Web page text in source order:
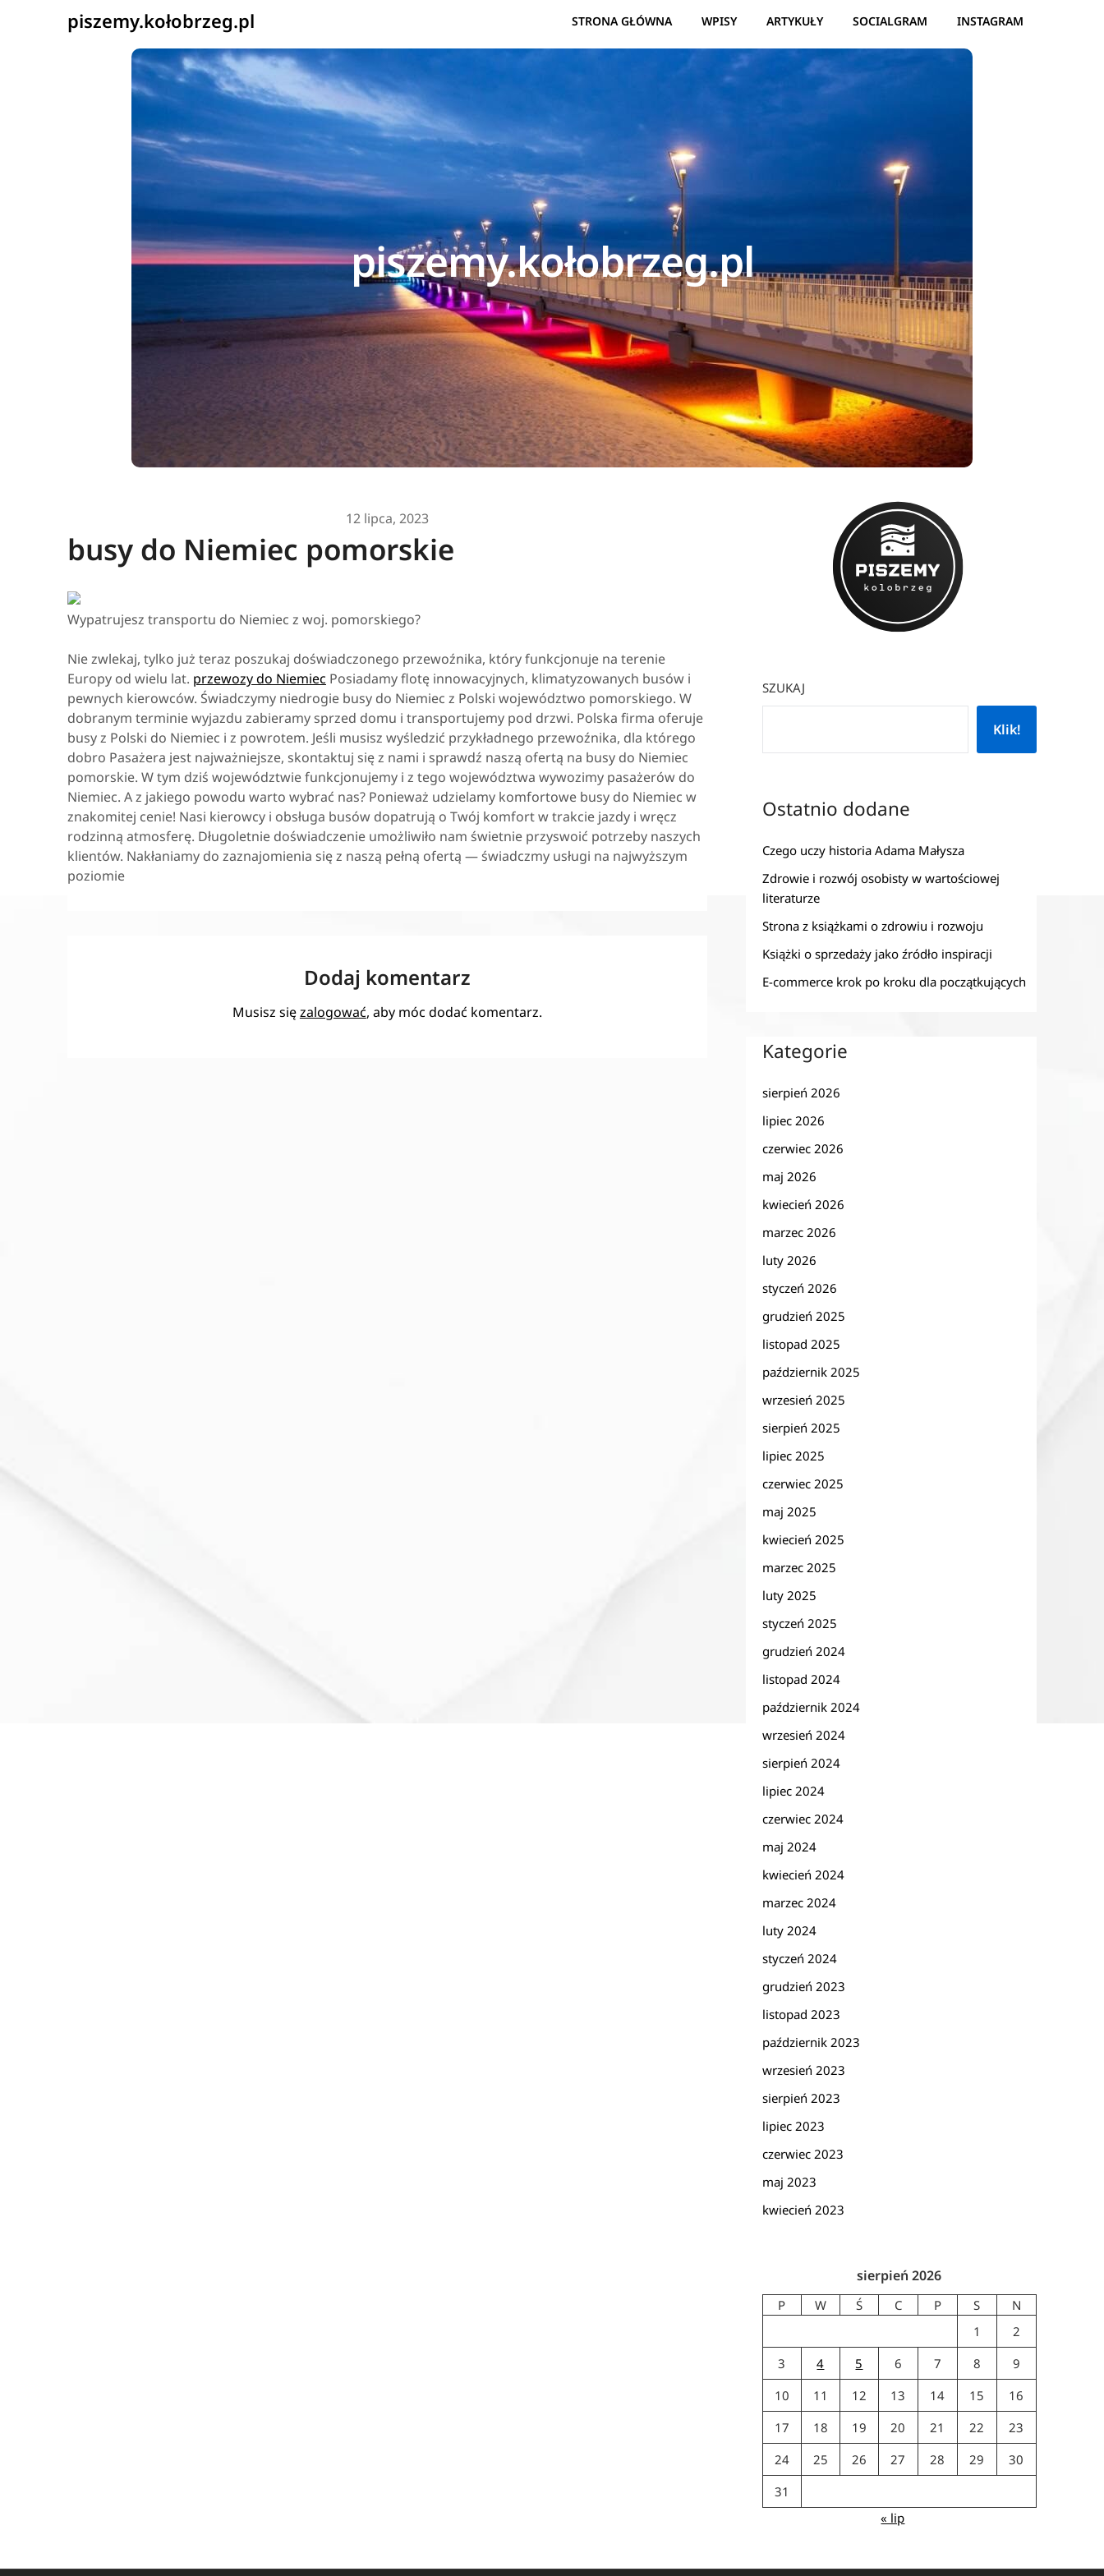
piszemy.kołobrzeg.pl STRONA GŁÓWNA WPISY ARTYKUŁY SOCIALGRAM INSTAGRAM
piszemy.kołobrzeg.pl
12 lipca, 2023
busy do Niemiec pomorskie
Wypatrujesz transportu do Niemiec z woj. pomorskiego?
Nie zwlekaj, tylko już teraz poszukaj doświadczonego przewoźnika, który funkcjonuje na terenie
Europy od wielu lat. przewozy do Niemiec Posiadamy flotę innowacyjnych, klimatyzowanych busów i
pewnych kierowców. Świadczymy niedrogie busy do Niemiec z Polski województwo pomorskiego. W
dobranym terminie wyjazdu zabieramy sprzed domu i transportujemy pod drzwi. Polska firma oferuje
busy z Polski do Niemiec i z powrotem. Jeśli musisz wyśledzić przykładnego przewoźnika, dla którego
dobro Pasażera jest najważniejsze, skontaktuj się z nami i sprawdź naszą ofertą na busy do Niemiec
pomorskie. W tym dziś województwie funkcjonujemy i z tego województwa wywozimy pasażerów do
Niemiec. A z jakiego powodu warto wybrać nas? Ponieważ udzielamy komfortowe busy do Niemiec w
znakomitej cenie! Nasi kierowcy i obsługa busów dopatrują o Twój komfort w trakcie jazdy i wręcz
rodzinną atmosferę. Długoletnie doświadczenie umożliwiło nam świetnie przyswoić potrzeby naszych
klientów. Nakłaniamy do zaznajomienia się z naszą pełną ofertą — świadczmy usługi na najwyższym
poziomie
Dodaj komentarz
Musisz sięzalogować, aby móc dodać komentarz.
SZUKAJ
Klik!
Ostatnio dodane
Czego uczy historia Adama Małysza
Zdrowie i rozwój osobisty w wartościowej
literaturze
Strona z książkami o zdrowiu i rozwoju
Książki o sprzedaży jako źródło inspiracji
E-commerce krok po kroku dla początkujących
Kategorie
sierpień 2026
lipiec 2026
czerwiec 2026
maj 2026
kwiecień 2026
marzec 2026
luty 2026
styczeń 2026
grudzień 2025
listopad 2025
październik 2025
wrzesień 2025
sierpień 2025
lipiec 2025
czerwiec 2025
maj 2025
kwiecień 2025
marzec 2025
luty 2025
styczeń 2025
grudzień 2024
listopad 2024
październik 2024
wrzesień 2024
sierpień 2024
lipiec 2024
czerwiec 2024
maj 2024
kwiecień 2024
marzec 2024
luty 2024
styczeń 2024
grudzień 2023
listopad 2023
październik 2023
wrzesień 2023
sierpień 2023
lipiec 2023
czerwiec 2023
maj 2023
kwiecień 2023
sierpień 2026
P W Ś C P S
N
1
2
3
4 5 6 7 8
9
10
11 12 13 14 15
16
17
18 19 20 21 22
23
24
25 26 27 28 29
30
31
« lip